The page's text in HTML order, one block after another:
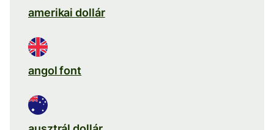
amerikai dollár
angol font